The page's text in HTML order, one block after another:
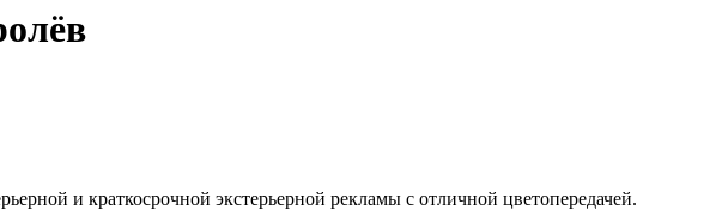
и краткосрочной экстерьерной рекламы с отличной цветопередачей.